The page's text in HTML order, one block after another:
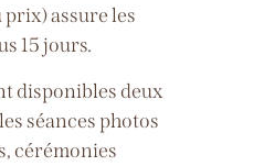
assure les
15 jours.
disponibles deux
séances photos
cérémonies